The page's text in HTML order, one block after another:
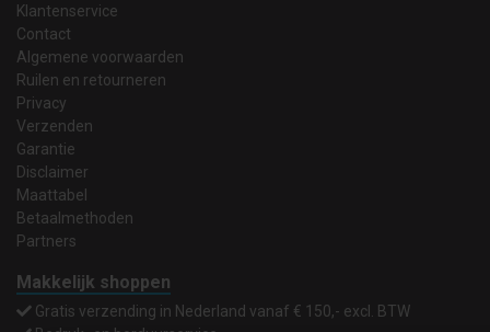
Klantenservice
Contact
Algemene voorwaarden
Ruilen en retourneren
Privacy
Verzenden
Garantie
Disclaimer
Maattabel
Betaalmethoden
Partners
Makkelijk shoppen
Gratis verzending in Nederland vanaf € 150,- excl. BTW